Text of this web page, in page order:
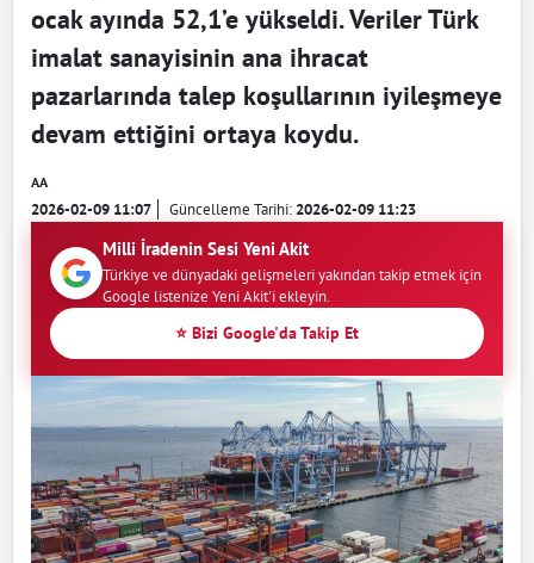
ocak ayında 52,1’e yükseldi. Veriler Türk
imalat sanayisinin ana ihracat
pazarlarında talep koşullarının iyileşmeye
devam ettiğini ortaya koydu.
AA
2026-02-09 11:07 Güncelleme Tarihi:2026-02-09 11:23
Milli İradenin Sesi Yeni Akit
Türkiye ve dünyadaki gelişmeleri yakından takip etmek için
Google listenize Yeni Akit'i ekleyin.
⭐ Bizi Google'da Takip Et